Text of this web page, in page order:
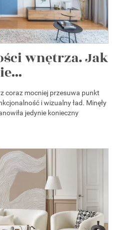
wnętrza. Jak
coraz mocniej przesuwa punkt
i wizualny ład. Minęły
jedynie konieczny